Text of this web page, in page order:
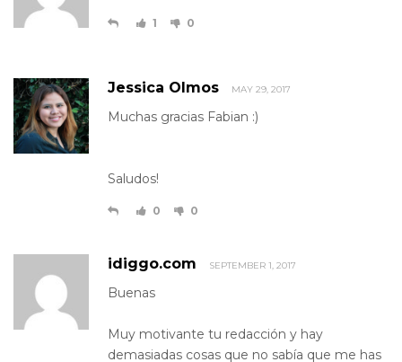
1 0
Jessica Olmos MAY 29, 2017
Muchas gracias Fabian :)
Saludos!
0 0
idiggo.com SEPTEMBER 1, 2017
Buenas
Muy motivante tu redacción y hay
demasiadas cosas que no sabía que me has